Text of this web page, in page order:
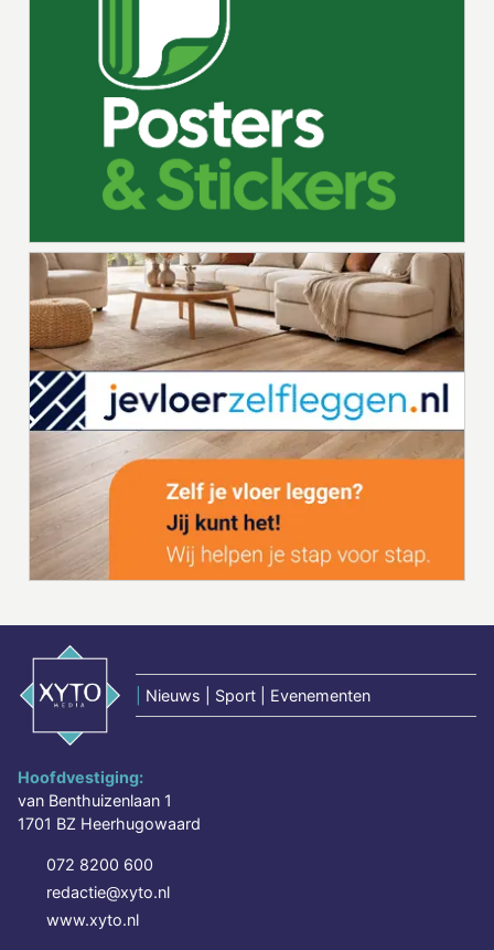
Nieuws | Sport | Evenementen
Hoofdvestiging:
van Benthuizenlaan 1
1701 BZ Heerhugowaard
072 8200 600
redactie@xyto.nl
www.xyto.nl